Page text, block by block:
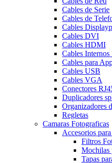
Cables de Serie
Cables de
Cables
Cables DVI
Cables HDMI
Cables Internos
Cables para
Cables USB
Cables VGA
Conectores
Duplicadores
Organizadores
Regletas
Camaras Fotograficas
Accesorios
Filtros
Mochilas
Tapas